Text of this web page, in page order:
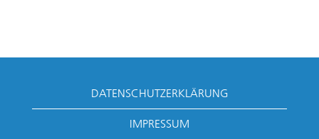
DATENSCHUTZERKLÄRUNG
IMPRESSUM